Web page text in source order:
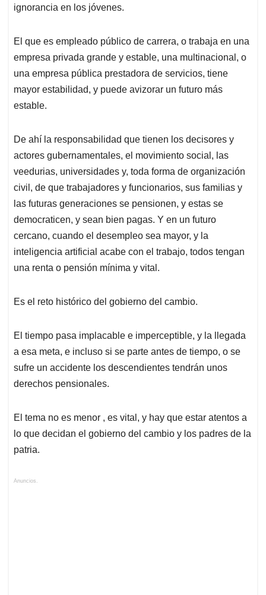
ignorancia en los jóvenes.
El que es empleado público de carrera, o trabaja en una
empresa privada grande y estable, una multinacional, o
una empresa pública prestadora de servicios, tiene
mayor estabilidad, y puede avizorar un futuro más
estable.
De ahí la responsabilidad que tienen los decisores y
actores gubernamentales, el movimiento social, las
veedurias, universidades y, toda forma de organización
civil, de que trabajadores y funcionarios, sus familias y
las futuras generaciones se pensionen, y estas se
democraticen, y sean bien pagas. Y en un futuro
cercano, cuando el desempleo sea mayor, y la
inteligencia artificial acabe con el trabajo, todos tengan
una renta o pensión mínima y vital.
Es el reto histórico del gobierno del cambio.
El tiempo pasa implacable e imperceptible, y la llegada
a esa meta, e incluso si se parte antes de tiempo, o se
sufre un accidente los descendientes tendrán unos
derechos pensionales.
El tema no es menor , es vital, y hay que estar atentos a
lo que decidan el gobierno del cambio y los padres de la
patria.
Anuncios.